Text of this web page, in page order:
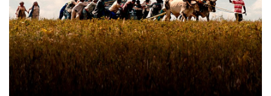
Сериалы
Новости
Подборки